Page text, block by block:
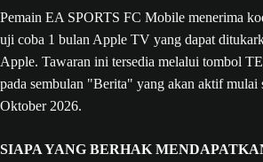
Pemain EA SPORTS FC Mobile menerima
uji coba 1 bulan Apple TV yang dapat
Apple. Tawaran ini tersedia melalui tombol
pada sembulan "Berita" yang akan aktif mulai
Oktober 2026.
SIAPA YANG BERHAK